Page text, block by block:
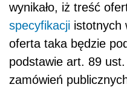
wynikało, iż treść
specyfikacji istotnych
oferta taka będzie
podstawie art. 89
zamówień